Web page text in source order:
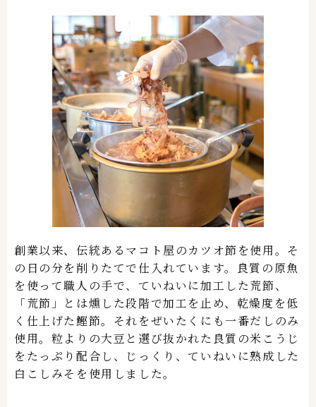
創業以来、伝統あるマコト屋のカツオ節を使用。そ
の日の分を削りたてで仕入れています。良質の原魚
を使って職人の手で、ていねいに加工した荒節、
「荒節」とは燻した段階で加工を止め、乾燥度を低
く仕上げた鰹節。それをぜいたくにも一番だしのみ
使用。粒よりの大豆と選び抜かれた良質の米こうじ
をたっぷり配合し、じっくり、ていねいに熟成した
白こしみそを使用しました。